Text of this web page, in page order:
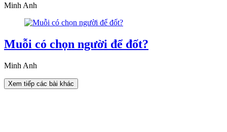
Minh Anh
Muỗi có chọn người để đốt?
Minh Anh
Xem tiếp các bài khác